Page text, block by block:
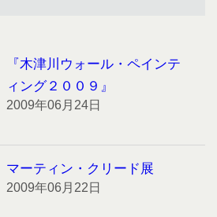
『木津川ウォール・ペインテ
ィング２００９』
2009年06月24日
マーティン・クリード展
2009年06月22日